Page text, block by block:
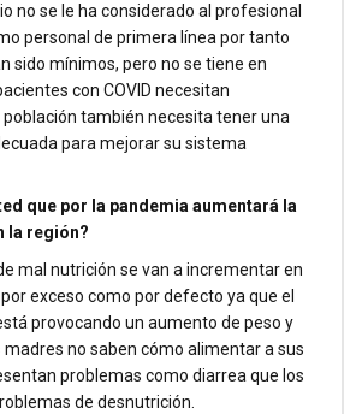
no se le ha considerado al profesional
personal de primera línea por tanto
sido mínimos, pero no se tiene en
con COVID necesitan
también necesita tener una
para mejorar su sistema
que por la pandemia aumentará la
la región?
mal nutrición se van a incrementar en
exceso como por defecto ya que el
provocando un aumento de peso y
madres no saben cómo alimentar a sus
problemas como diarrea que los
de desnutrición.